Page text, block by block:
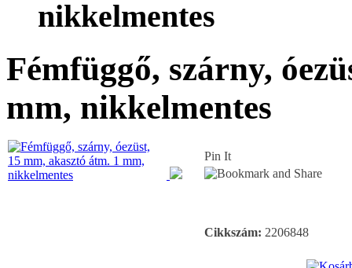
nikkelmentes
Fémfüggő, szárny,
mm, nikkelmentes
Pin It
Cikkszám: 2206848